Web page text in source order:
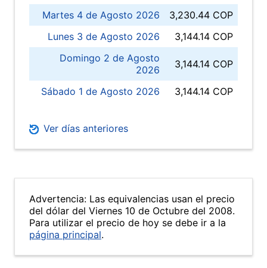
Martes 4 de Agosto 2026
3,230.44 COP
Lunes 3 de Agosto 2026
3,144.14 COP
Domingo 2 de Agosto
2026
3,144.14 COP
Sábado 1 de Agosto 2026 3,144.14 COP
Ver días anteriores
Advertencia: Las equivalencias usan el precio
del dólar del Viernes 10 de Octubre del 2008.
Para utilizar el precio de hoy se debe ir a la
página principal.